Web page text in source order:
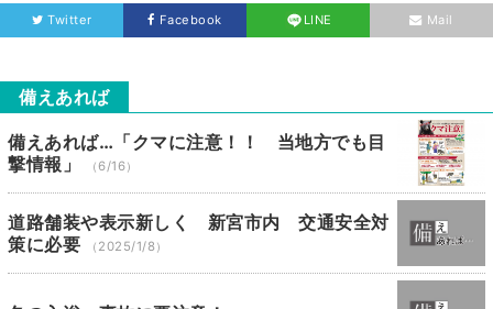
Twitter Facebook LINE Mail
備えあれば
備えあれば…「クマに注意！！ 当地方でも目
撃情報」
（6/16）
道路舗装や表示新しく 新宮市内 交通安全対
策に必要
（2025/1/8）